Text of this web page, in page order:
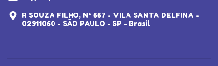
R SOUZA FILHO, Nº 667 - VILA SANTA DELFINA -
02911060 - SÃO PAULO - SP - Brasil